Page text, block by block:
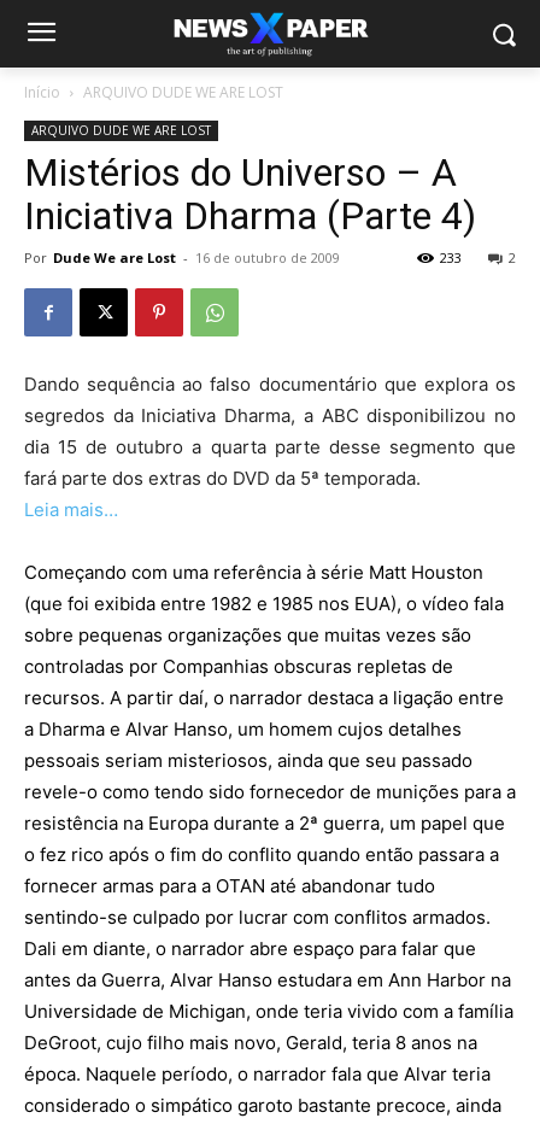
Início ARQUIVO DUDE WE ARE LOST
ARQUIVO DUDE WE ARE LOST
Mistérios do Universo – A
Iniciativa Dharma (Parte 4)
Por Dude We are Lost - 16 de outubro de 2009 2
233
Dando sequência ao falso documentário que explora os
segredos da Iniciativa Dharma, a ABC disponibilizou no
dia 15 de outubro a quarta parte desse segmento que
fará parte dos extras do DVD da 5ª temporada.
Leia mais…
Começando com uma referência à série Matt Houston
(que foi exibida entre 1982 e 1985 nos EUA), o vídeo fala
sobre pequenas organizações que muitas vezes são
controladas por Companhias obscuras repletas de
recursos. A partir daí, o narrador destaca a ligação entre
a Dharma e Alvar Hanso, um homem cujos detalhes
pessoais seriam misteriosos, ainda que seu passado
revele-o como tendo sido fornecedor de munições para a
resistência na Europa durante a 2ª guerra, um papel que
o fez rico após o fim do conflito quando então passara a
fornecer armas para a OTAN até abandonar tudo
sentindo-se culpado por lucrar com conflitos armados.
Dali em diante, o narrador abre espaço para falar que
antes da Guerra, Alvar Hanso estudara em Ann Harbor na
Universidade de Michigan, onde teria vivido com a família
DeGroot, cujo filho mais novo, Gerald, teria 8 anos na
época. Naquele período, o narrador fala que Alvar teria
considerado o simpático garoto bastante precoce, ainda